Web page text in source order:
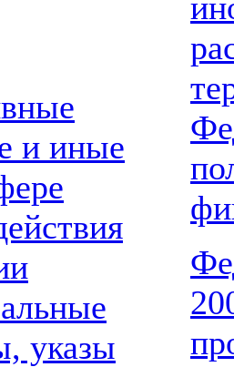
и иные
указы